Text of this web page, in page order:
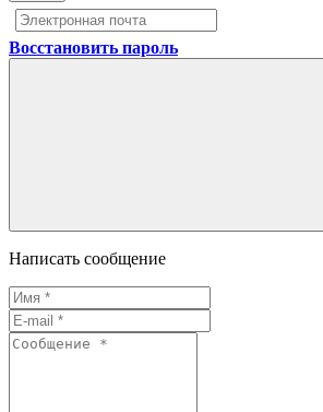
Восстановить пароль
Написать сообщение